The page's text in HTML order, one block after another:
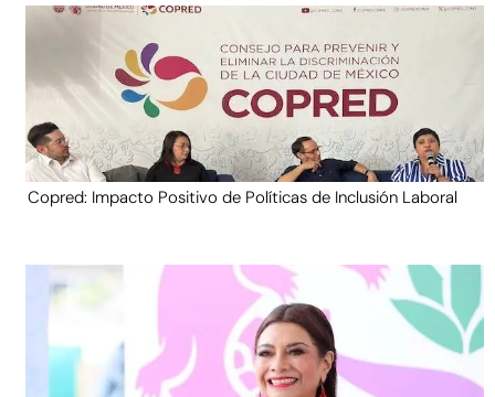
Copred: Impacto Positivo de Políticas de Inclusión Laboral